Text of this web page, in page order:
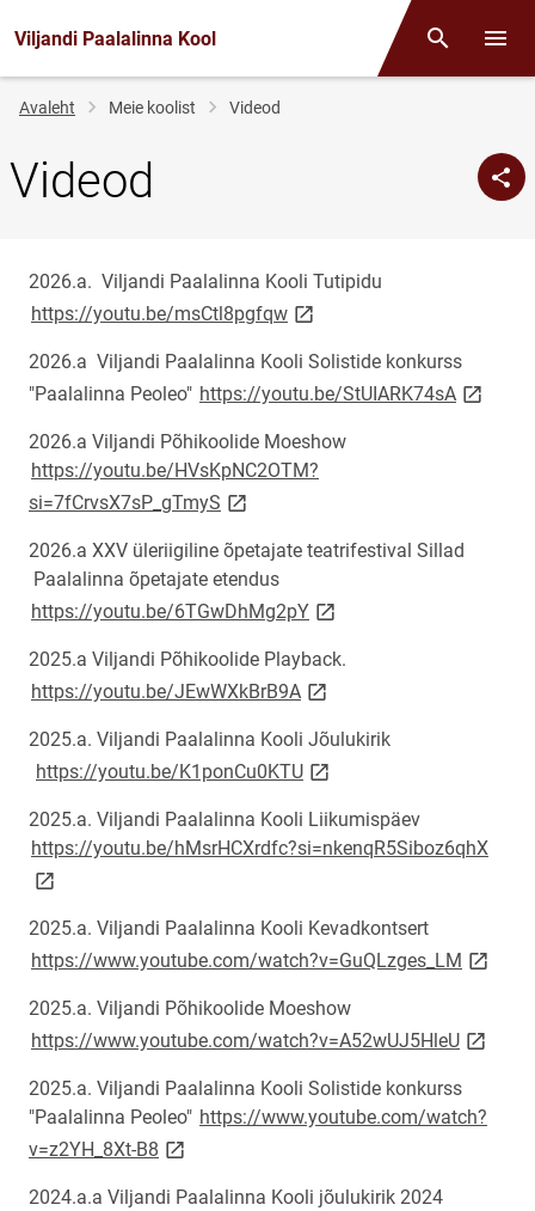
Viljandi Paalalinna Kool Otsing
Jälglink
Avaleht Meie koolist Videod
Videod
2026.a. Viljandi Paalalinna Kooli Tutipidu
https://youtu.be/msCtl8pgfqwlink opens on new page
2026.a Viljandi Paalalinna Kooli Solistide konkurss
"Paalalinna Peoleo" https://youtu.be/StUIARK74sA link
2026.a Viljandi Põhikoolide Moeshow
https://youtu.be/HVsKpNC2OTM?
si=7fCrvsX7sP_gTmyS link opens on new page
2026.a XXV üleriigiline õpetajate teatrifestival Sillad
Paalalinna õpetajate etendus
https://youtu.be/6TGwDhMg2pYlink opens on new page
2025.a Viljandi Põhikoolide Playback.
https://youtu.be/JEwWXkBrB9A link opens on new page
2025.a. Viljandi Paalalinna Kooli Jõulukirik
https://youtu.be/K1ponCu0KTUlink opens on new page
2025.a. Viljandi Paalalinna Kooli Liikumispäev
https://youtu.be/hMsrHCXrdfc?si=nkenqR5Siboz6qhXlink
2025.a. Viljandi Paalalinna Kooli Kevadkontsert
https://www.youtube.com/watch?v=GuQLzges_LM link
2025.a. Viljandi Põhikoolide Moeshow
https://www.youtube.com/watch?v=A52wUJ5HleUlink
2025.a. Viljandi Paalalinna Kooli Solistide konkurss
"Paalalinna Peoleo" https://www.youtube.com/watch?
v=z2YH_8Xt-B8 link opens on new page
2024.a.a Viljandi Paalalinna Kooli jõulukirik 2024